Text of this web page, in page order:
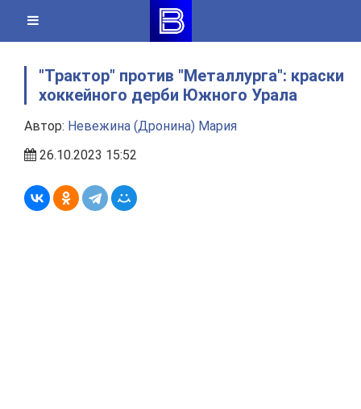
content
"Трактор" против "Металлурга": краски
хоккейного дерби Южного Урала
Автор: Невежина (Дронина) Мария
26.10.2023 15:52